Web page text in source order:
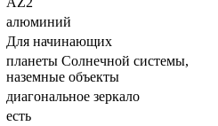
алюминий
Для начинающих
планеты Солнечной системы,
наземные объекты
диагональное зеркало
есть